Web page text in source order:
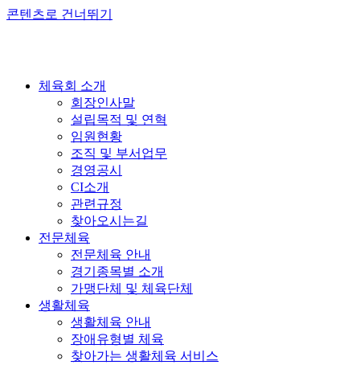
콘텐츠로 건너뛰기
체육회 소개
회장인사말
설립목적 및 연혁
임원현황
조직 및 부서업무
경영공시
CI소개
관련규정
찾아오시는길
전문체육
전문체육 안내
경기종목별 소개
가맹단체 및 체육단체
생활체육
생활체육 안내
장애유형별 체육
찾아가는 생활체육 서비스